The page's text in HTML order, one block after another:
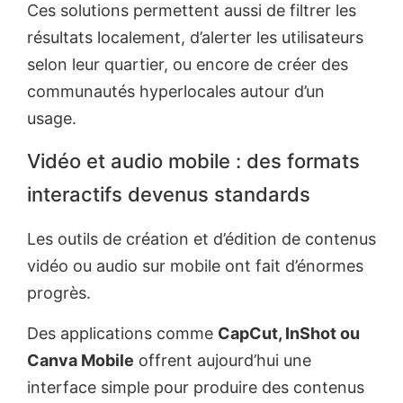
Ces solutions permettent aussi de filtrer les
résultats localement, d’alerter les utilisateurs
selon leur quartier, ou encore de créer des
communautés hyperlocales autour d’un
usage.
Vidéo et audio mobile : des formats
interactifs devenus standards
Les outils de création et d’édition de contenus
vidéo ou audio sur mobile ont fait d’énormes
progrès.
Des applications comme CapCut, InShot ou
Canva Mobile offrent aujourd’hui une
interface simple pour produire des contenus